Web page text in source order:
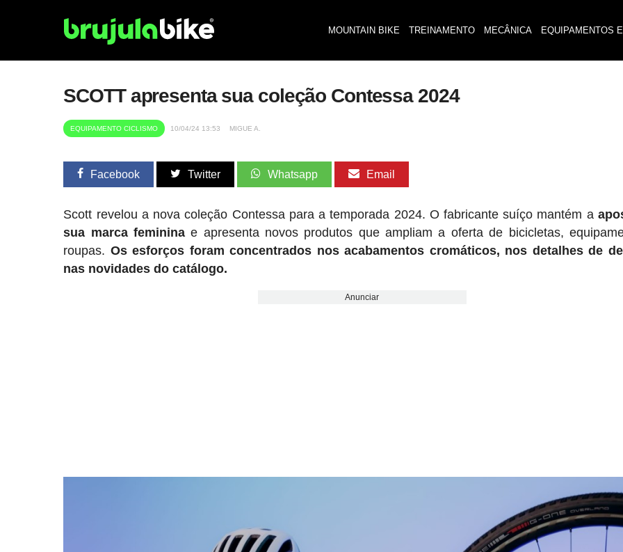
MOUNTAIN BIKE TREINAMENTO MECÂNICA EQUIPAMENTOS
SCOTT apresenta sua coleção Contessa 2024
EQUIPAMENTO CICLISMO 10/04/24 13:53 MIGUE A.
Facebook Twitter Whatsapp Email
Scott revelou a nova coleção Contessa para a temporada 2024. O fabricante suíço mantém a
sua marca feminina e apresenta novos produtos que ampliam a oferta de bicicletas,
roupas. Os esforços foram concentrados nos acabamentos cromáticos, nos detalhes de
nas novidades do catálogo.
Anunciar